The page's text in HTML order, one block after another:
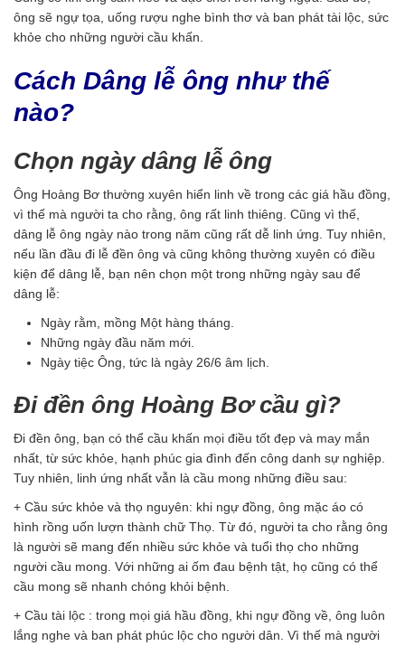
ông sẽ ngự tọa, uống rượu nghe bình thơ và ban phát tài lộc, sức
khỏe cho những người cầu khấn.
Cách Dâng lễ ông như thế
nào?
Chọn ngày dâng lễ ông
Ông Hoàng Bơ thường xuyên hiển linh về trong các giá hầu đồng,
vì thế mà người ta cho rằng, ông rất linh thiêng. Cũng vì thế,
dâng lễ ông ngày nào trong năm cũng rất dễ linh ứng. Tuy nhiên,
nếu lần đầu đi lễ đền ông và cũng không thường xuyên có điều
kiện để dâng lễ, bạn nên chọn một trong những ngày sau để
dâng lễ:
Ngày rằm, mồng Một hàng tháng.
Những ngày đầu năm mới.
Ngày tiệc Ông, tức là ngày 26/6 âm lịch.
Đi đền ông Hoàng Bơ cầu gì?
Đi đền ông, bạn có thể cầu khấn mọi điều tốt đẹp và may mắn
nhất, từ sức khỏe, hạnh phúc gia đình đến công danh sự nghiệp.
Tuy nhiên, linh ứng nhất vẫn là cầu mong những điều sau:
+ Cầu sức khỏe và thọ nguyên: khi ngự đồng, ông mặc áo có
hình rồng uốn lượn thành chữ Thọ. Từ đó, người ta cho rằng ông
là người sẽ mang đến nhiều sức khỏe và tuổi thọ cho những
người cầu mong. Với những ai ốm đau bệnh tật, họ cũng có thể
cầu mong sẽ nhanh chóng khỏi bệnh.
+ Cầu tài lộc : trong mọi giá hầu đồng, khi ngự đồng về, ông luôn
lắng nghe và ban phát phúc lộc cho người dân. Vì thế mà người